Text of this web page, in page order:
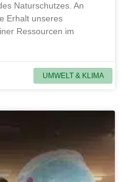
UMWELT & KLIMA
Naturschutzes. An
Erhalt unseres
Ressourcen im